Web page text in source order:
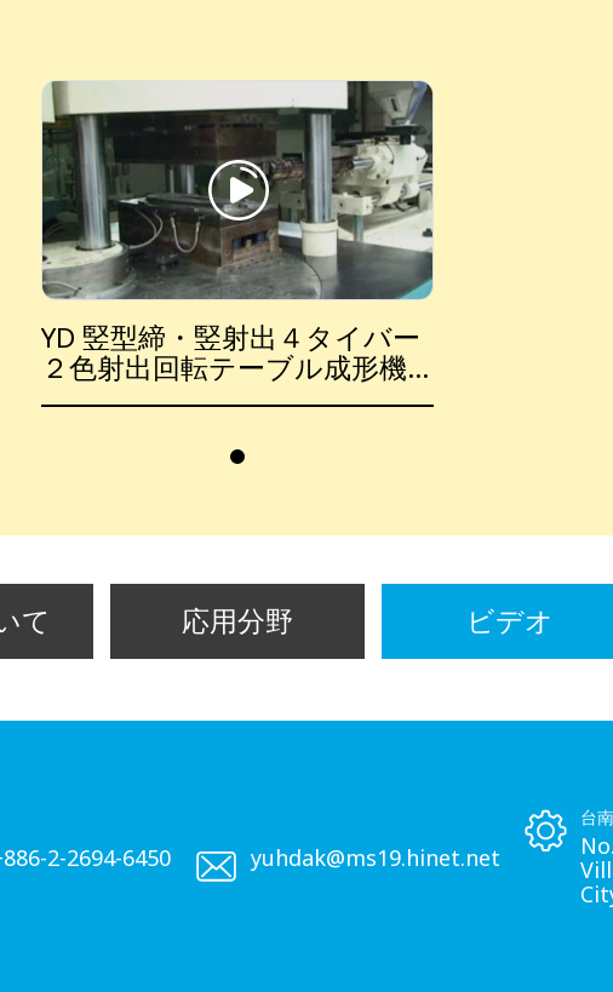
YD 竪型締・竪射出４タイバー
２色射出回転テーブル成形機
シリーズ
て 応用分野 ビデオ
2-2694-6450 yuhdak@ms19.hinet.net
台